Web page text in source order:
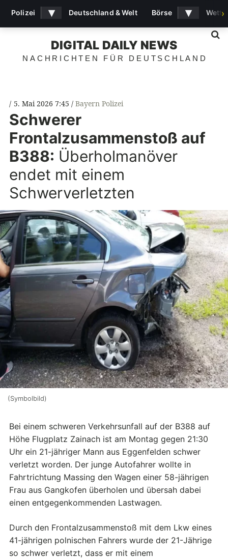
DIGITAL DAILY NEWS
NACHRICHTEN FÜR DEUTSCHLAND
5. Mai 2026 7:45 Bayern Polizei
Schwerer
Frontalzusammenstoß auf
B388: Überholmanöver
endet mit einem
Schwerverletzten
(Symbolbild)
Bei einem schweren Verkehrsunfall auf der B388 auf
Höhe Flugplatz Zainach ist am Montag gegen 21:30
Uhr ein 21-jähriger Mann aus Eggenfelden schwer
verletzt worden. Der junge Autofahrer wollte in
Fahrtrichtung Massing den Wagen einer 58-jährigen
Frau aus Gangkofen überholen und übersah dabei
einen entgegenkommenden Lastwagen.
Durch den Frontalzusammenstoß mit dem Lkw eines
41-jährigen polnischen Fahrers wurde der 21-Jährige
so schwer verletzt, dass er mit einem
Polizei ▾ Deutschland & Welt Börse ▾ ›